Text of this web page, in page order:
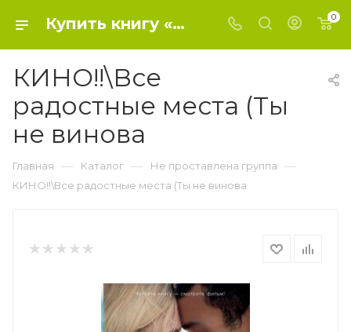
Купить книгу «КИНО!!\Все радостные места (Ты не винова» 2020, Нивен Д. - Не проставлена группа 0
КИНО!!\Все
радостные места (Ты
не винова
Главная — Каталог — Не проставлена группа —
КИНО!!\Все радостные места (Ты не винова